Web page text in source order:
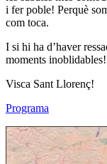
i fer poble! Perquè
com toca.
I si hi ha d’haver
moments inoblidables!
Visca Sant Llorenç!
Programa